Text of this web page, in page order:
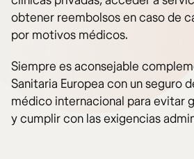
obtener reembolsos en caso de
por motivos médicos.
Siempre es aconsejable
Sanitaria Europea con un seguro
médico internacional para evitar
y cumplir con las exigencias